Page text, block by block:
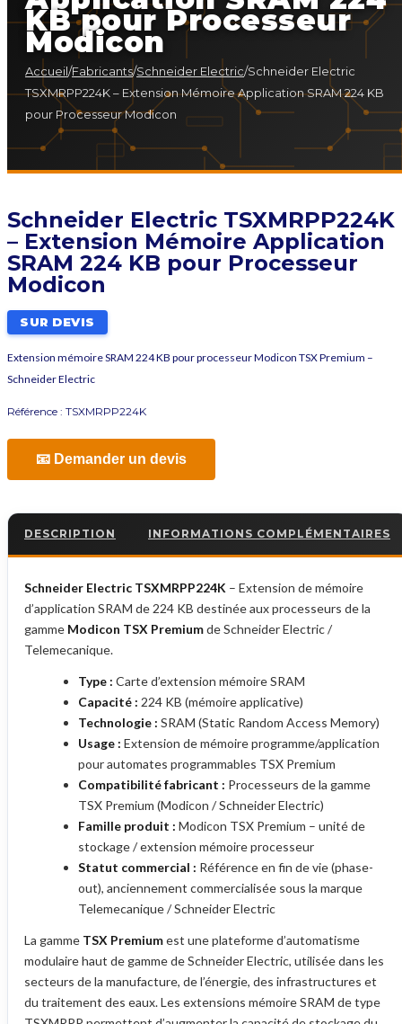
KB pour Processeur
Modicon
Accueil/Fabricants/Schneider Electric/Schneider Electric
TSXMRPP224K – Extension Mémoire Application SRAM 224 KB
pour Processeur Modicon
Schneider Electric TSXMRPP224K
– Extension Mémoire Application
SRAM 224 KB pour Processeur
Modicon
SUR DEVIS
Extension mémoire SRAM 224 KB pour processeur Modicon TSX Premium –
Schneider Electric
Référence : TSXMRPP224K
📧 Demander un devis
DESCRIPTION INFORMATIONS COMPLÉMENTAIRES
Schneider Electric TSXMRPP224K – Extension de mémoire
d’application SRAM de 224 KB destinée aux processeurs de la
gamme Modicon TSX Premiumde Schneider Electric /
Telemecanique.
Type : Carte d’extension mémoire SRAM
Capacité : 224 KB (mémoire applicative)
Technologie : SRAM (Static Random Access Memory)
Usage : Extension de mémoire programme/application
pour automates programmables TSX Premium
Compatibilité fabricant : Processeurs de la gamme
TSX Premium (Modicon / Schneider Electric)
Famille produit : Modicon TSX Premium – unité de
stockage / extension mémoire processeur
Statut commercial : Référence en fin de vie (phase-
out), anciennement commercialisée sous la marque
Telemecanique / Schneider Electric
La gamme TSX Premiumest une plateforme d’automatisme
modulaire haut de gamme de Schneider Electric, utilisée dans les
secteurs de la manufacture, de l’énergie, des infrastructures et
du traitement des eaux. Les extensions mémoire SRAM de type